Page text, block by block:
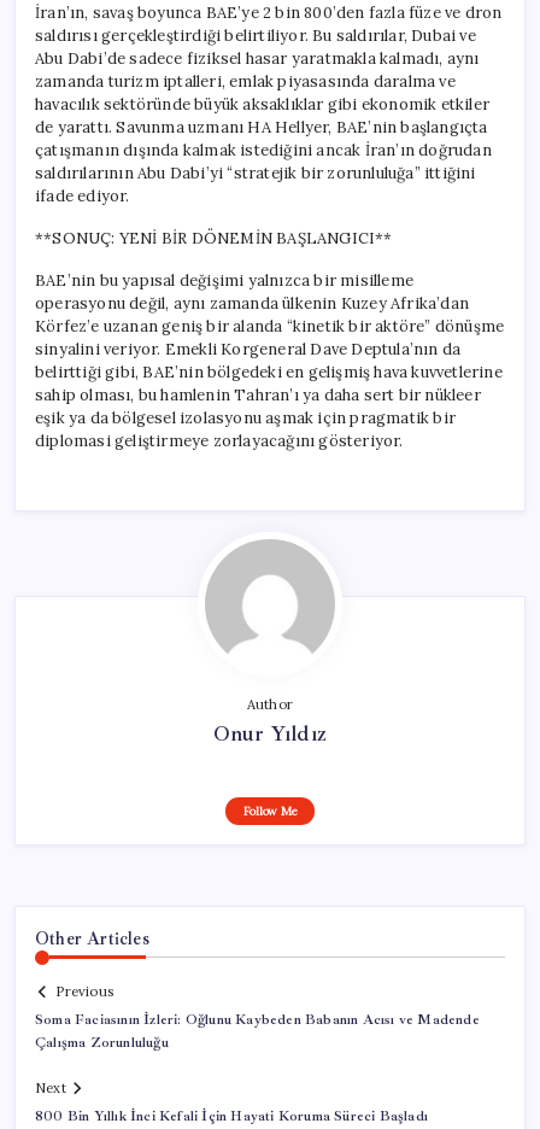
İran’ın, savaş boyunca BAE’ye 2 bin 800’den fazla füze ve dron
saldırısı gerçekleştirdiği belirtiliyor. Bu saldırılar, Dubai ve
Abu Dabi’de sadece fiziksel hasar yaratmakla kalmadı, aynı
zamanda turizm iptalleri, emlak piyasasında daralma ve
havacılık sektöründe büyük aksaklıklar gibi ekonomik etkiler
de yarattı. Savunma uzmanı HA Hellyer, BAE’nin başlangıçta
çatışmanın dışında kalmak istediğini ancak İran’ın doğrudan
saldırılarının Abu Dabi’yi “stratejik bir zorunluluğa” ittiğini
ifade ediyor.
**SONUÇ: YENİ BİR DÖNEMİN BAŞLANGICI**
BAE’nin bu yapısal değişimi yalnızca bir misilleme
operasyonu değil, aynı zamanda ülkenin Kuzey Afrika’dan
Körfez’e uzanan geniş bir alanda “kinetik bir aktöre” dönüşme
sinyalini veriyor. Emekli Korgeneral Dave Deptula’nın da
belirttiği gibi, BAE’nin bölgedeki en gelişmiş hava kuvvetlerine
sahip olması, bu hamlenin Tahran’ı ya daha sert bir nükleer
eşik ya da bölgesel izolasyonu aşmak için pragmatik bir
diplomasi geliştirmeye zorlayacağını gösteriyor.
Author
Onur Yıldız
Follow Me
Other Articles
Previous
Soma Faciasının İzleri: Oğlunu Kaybeden Babanın Acısı ve Madende
Çalışma Zorunluluğu
Next
800 Bin Yıllık İnci Kefali İçin Hayati Koruma Süreci Başladı